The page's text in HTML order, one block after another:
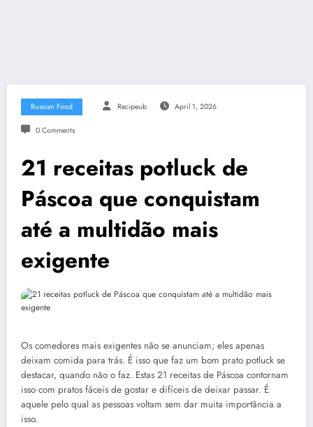
Russian Food Recipeub April 1, 2026
0 Comments
21 receitas potluck de
Páscoa que conquistam
até a multidão mais
exigente
Os comedores mais exigentes não se anunciam; eles apenas
deixam comida para trás. É isso que faz um bom prato potluck se
destacar, quando não o faz. Estas 21 receitas de Páscoa contornam
isso com pratos fáceis de gostar e difíceis de deixar passar. É
aquele pelo qual as pessoas voltam sem dar muita importância a
isso.